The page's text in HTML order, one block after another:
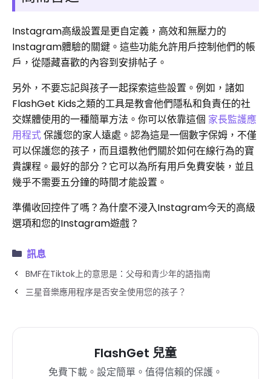
Instagram高級設置是更自定義，高效和無壓力的
Instagram體驗的關鍵。這些功能允許用戶控制他們的帳
戶，從隱藏喜歡的內容到安排帖子。
另外，不要忘記與孩子一起探索這些設置。例如，諸如
FlashGet Kids之類的工具是教會他們隱私和負責任的社
交媒體使用的一種簡單方法。你可以依靠這個 家長監護應
用程式保護您的家人遠處。認為這是一個數字保姆，不僅
可以保護您的孩子，而且還教他們關於如何在線行為的寶
貴課程。最好的部分？它可以為所有用戶免費安裝，並且
幾乎不需要五分鐘的時間才能設置。
準備收回控件了嗎？為什麼不浸入Instagram今天的高級
選項和您的Instagram遊戲？
訊息
BMF在Tiktok上的意思是：父母和青少年的語指南
三星音樂應用程序是否安全使用您的孩子？
FlashGet 兒童
免費下載。設定簡單。值得信賴的保護。